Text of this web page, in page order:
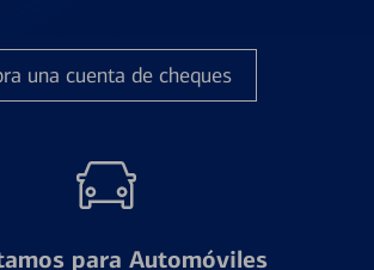
una cuenta de cheques
para Automóviles